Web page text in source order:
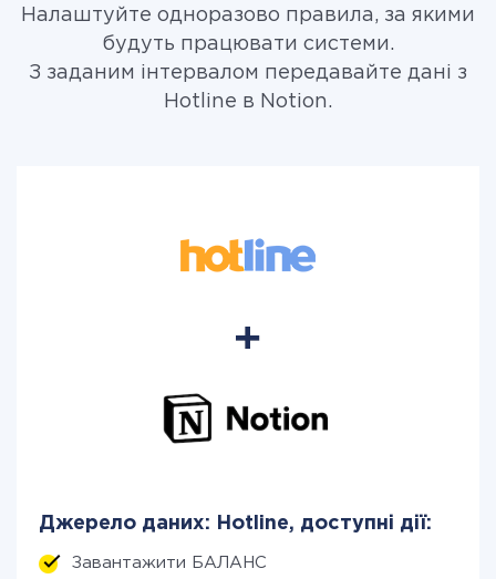
Налаштуйте одноразово правила, за якими
будуть працювати системи.
З заданим інтервалом передавайте дані з
Hotline в Notion.
Джерело даних: Hotline, доступні дії:
Завантажити БАЛАНС